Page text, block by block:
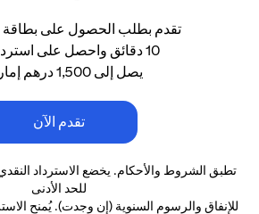
تقدم بطلب الحصول على
10 دقائق واحصل على استرداد نقدي
يصل إلى 1,500 درهم إماراتي.
تقدم الآن
تطبق الشروط والأحكام. يخضع الاسترداد
للحد الأدنى
للإنفاق والرسوم السنوية (إن وجدت). يُمنح